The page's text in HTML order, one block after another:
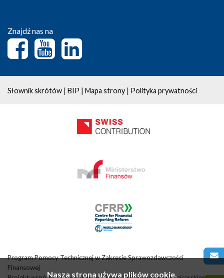
Znajdź nas na
Słownik skrótów | BIP | Mapa strony | Polityka prywatności
Program Pomocy Technicznej w Zakresie Sprawozdawczości
Finansowej
Nasza strona używa plików cookie.